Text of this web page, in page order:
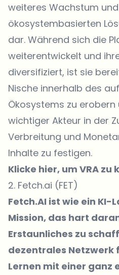
weiteres Wachstum
ökosystembasierten
dar. Während sich die
weiterentwickelt und
diversifiziert, ist sie
Nische innerhalb des
Ökosystems zu erobern
wichtiger Akteur in der
Verbreitung und
Inhalte zu festigen.
Klicke hier, um VRA zu
2. Fetch.ai (FET)
Fetch.AI ist wie ein KI-
Mission, das hart
Erstaunliches zu
dezentrales Netzwerk
Lernen mit einer ganz